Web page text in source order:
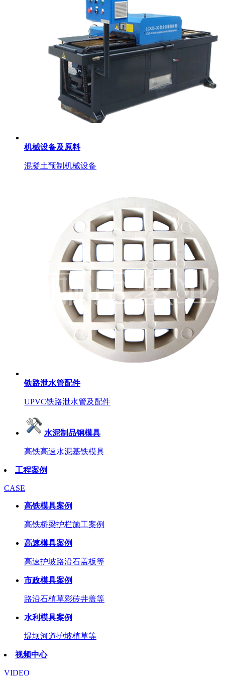
机械设备及原料
混凝土预制机械设备
铁路泄水管配件
UPVC铁路泄水管及配件
水泥制品钢模具
高铁高速水泥基铁模具
工程案例
CASE
高铁模具案例
高铁桥梁护栏施工案例
高速模具案例
高速护坡路沿石盖板等
市政模具案例
路沿石植草彩砖井盖等
水利模具案例
堤坝河道护坡植草等
视频中心
VIDEO